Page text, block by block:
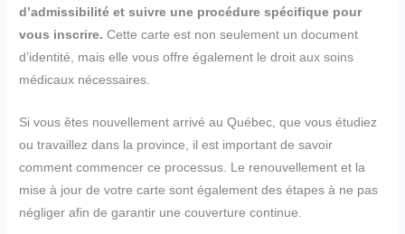
d’admissibilité et suivre une procédure spécifique pour
vous inscrire. Cette carte est non seulement un document
d’identité, mais elle vous offre également le droit aux soins
médicaux nécessaires.
Si vous êtes nouvellement arrivé au Québec, que vous étudiez
ou travaillez dans la province, il est important de savoir
comment commencer ce processus. Le renouvellement et la
mise à jour de votre carte sont également des étapes à ne pas
négliger afin de garantir une couverture continue.